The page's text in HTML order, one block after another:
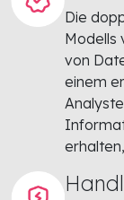
Die
Modells
von
einem